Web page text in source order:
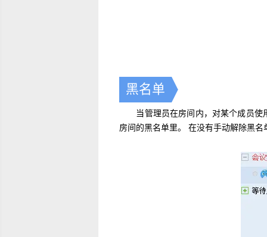
黑名单
当管理员在房间内，对某个成员使用
房间的黑名单里。在没有手动解除黑名